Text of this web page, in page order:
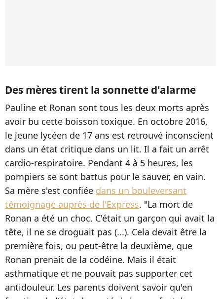
Des mères tirent la sonnette d'alarme
Pauline et Ronan sont tous les deux morts après
avoir bu cette boisson toxique. En octobre 2016,
le jeune lycéen de 17 ans est retrouvé inconscient
dans un état critique dans un lit. Il a fait un arrêt
cardio-respiratoire. Pendant 4 à 5 heures, les
pompiers se sont battus pour le sauver, en vain.
Sa mère s'est confiée dans un bouleversant
témoignage auprès de l'Express. "La mort de
Ronan a été un choc. C'était un garçon qui avait la
tête, il ne se droguait pas (...). Cela devait être la
première fois, ou peut-être la deuxième, que
Ronan prenait de la codéine. Mais il était
asthmatique et ne pouvait pas supporter cet
antidouleur. Les parents doivent savoir qu'en